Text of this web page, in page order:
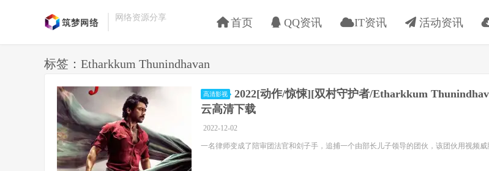
网络资源分享 首页 QQ资讯 IT资讯 活动资讯
标签：Etharkkum Thunindhavan
高清影视
2022[动作/惊悚][双村守护者/Etharkkum
云高清下载
2022-12-02
一名律师变成了陪审团法官和刽子手，追捕一个由部长儿子领导的团伙，该团伙用视频威